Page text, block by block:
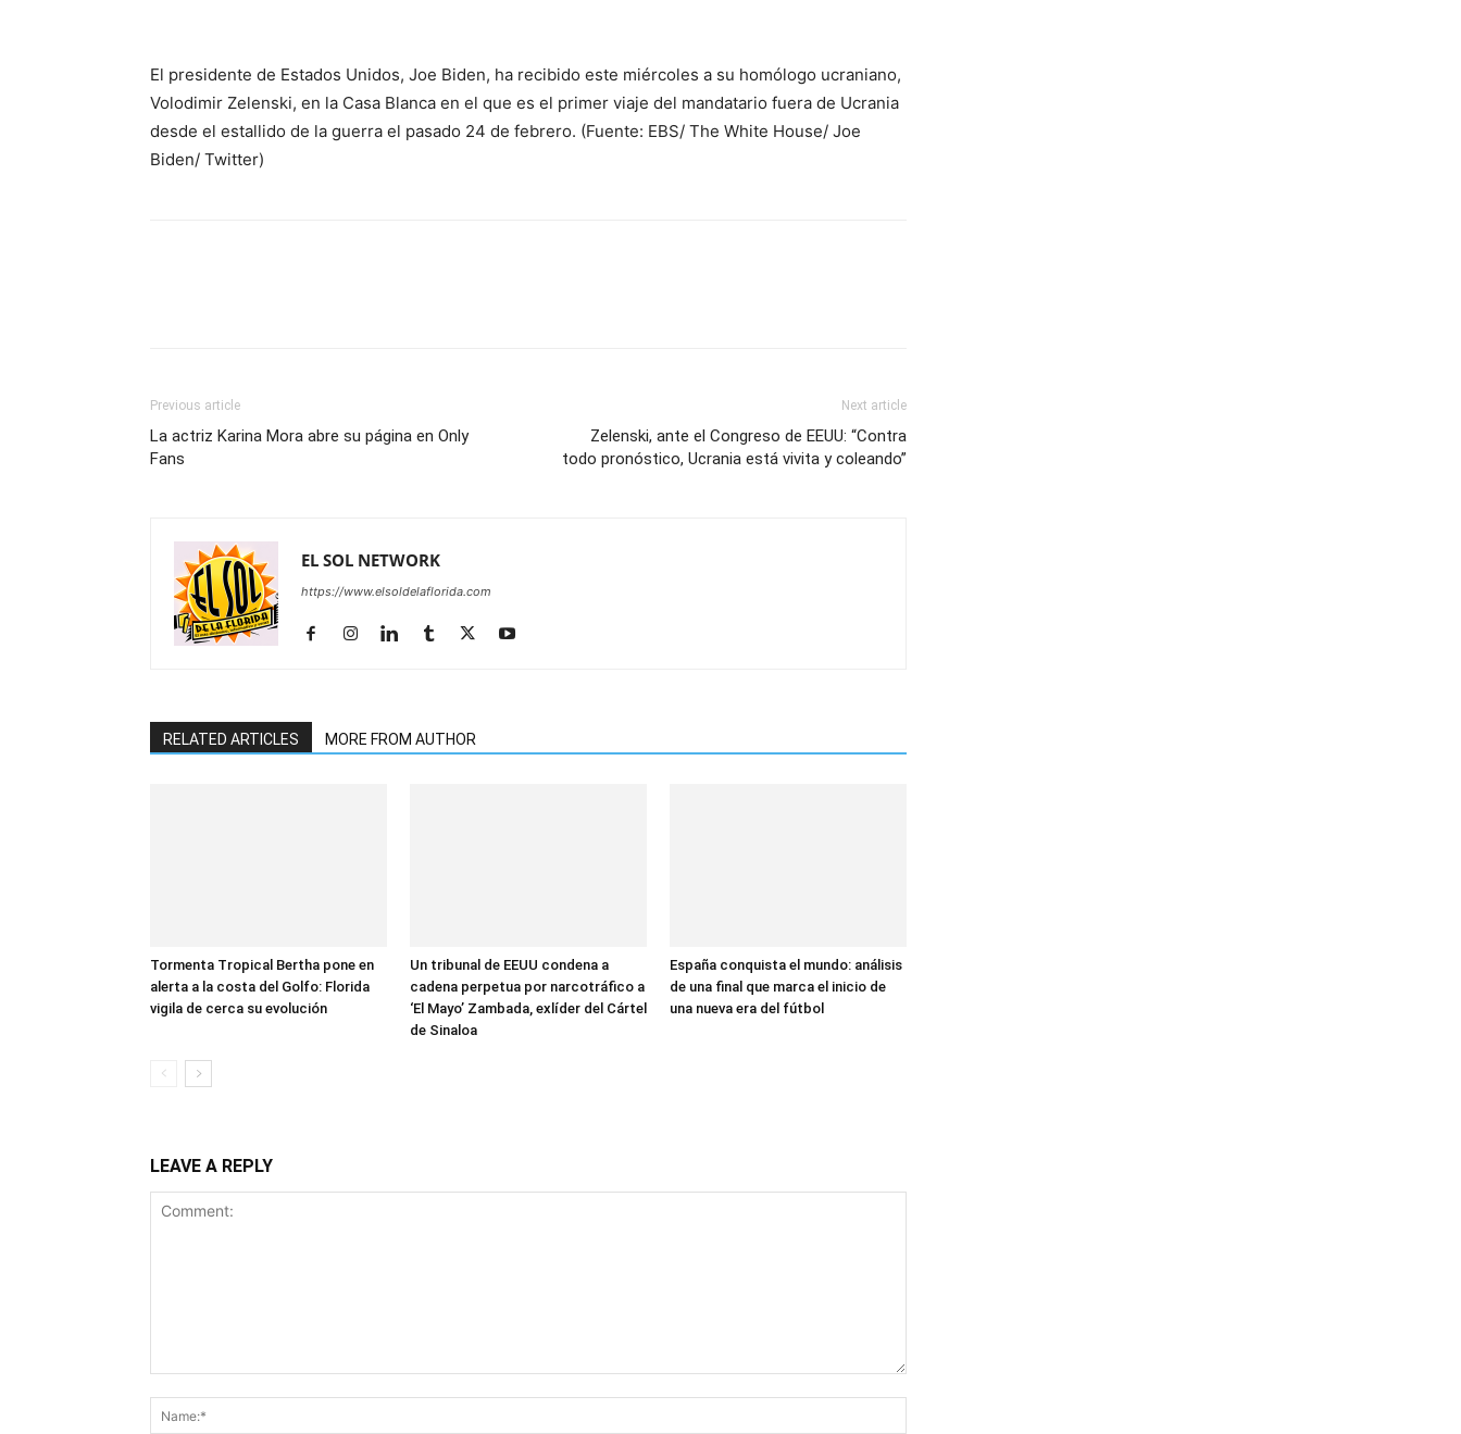
El presidente de Estados Unidos, Joe Biden, ha recibido este miércoles a su homólogo ucraniano,
Volodimir Zelenski, en la Casa Blanca en el que es el primer viaje del mandatario fuera de Ucrania
desde el estallido de la guerra el pasado 24 de febrero. (Fuente: EBS/ The White House/ Joe
Biden/ Twitter)
Previous article
La actriz Karina Mora abre su página en Only
Fans
Next article
Zelenski, ante el Congreso de EEUU: “Contra
todo pronóstico, Ucrania está vivita y coleando”
EL SOL NETWORK
https://www.elsoldelaflorida.com
RELATED ARTICLES MORE FROM AUTHOR
Tormenta Tropical Bertha pone en
alerta a la costa del Golfo: Florida
vigila de cerca su evolución
Un tribunal de EEUU condena a
cadena perpetua por narcotráfico a
‘El Mayo’ Zambada, exlíder del Cártel
de Sinaloa
España conquista el mundo: análisis
de una final que marca el inicio de
una nueva era del fútbol
LEAVE A REPLY